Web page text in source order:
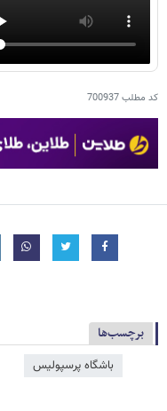
کد مطلب700937
برچسب‌ها
باشگاه پرسپولیس